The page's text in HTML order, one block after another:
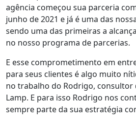
agência começou sua parceria
junho de 2021 e já é uma das
sendo uma das primeiras a
no nosso programa de parcerias.
E esse comprometimento em
para seus clientes é algo muito
no trabalho do Rodrigo, consultor
Lamp. E para isso Rodrigo nos
sempre parte da sua estratégia